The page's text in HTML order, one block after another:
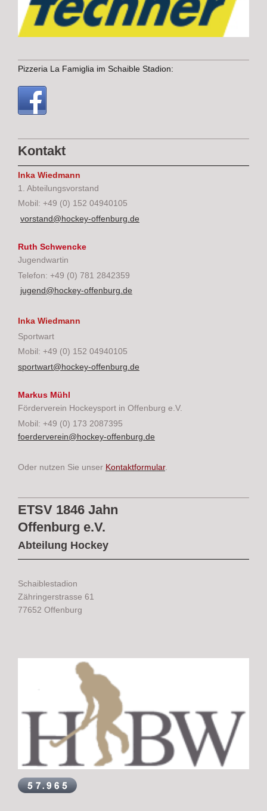
Pizzeria La Famiglia im Schaible Stadion:
Kontakt
Inka Wiedmann
1. Abteilungsvorstand
Mobil: +49 (0) 152 04940105
vorstand@hockey-offenburg.de
Ruth Schwencke
Jugendwartin
Telefon: +49 (0) 781 2842359
jugend@hockey-offenburg.de
Inka Wiedmann
Sportwart
Mobil: +49 (0) 152 04940105
sportwart@hockey-offenburg.de
Markus Mühl
Förderverein Hockeysport in Offenburg e.V.
Mobil: +49 (0) 173 2087395
foerderverein@hockey-offenburg.de
Oder nutzen Sie unser Kontaktformular.
ETSV 1846 Jahn
Offenburg e.V.
Abteilung Hockey
Schaiblestadion
Zähringerstrasse 61
77652 Offenburg